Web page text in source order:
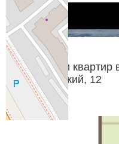
Планировки
Светлогорский, 12